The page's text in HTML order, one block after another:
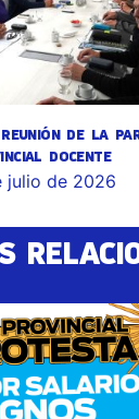
DE LA
DOCENTE
julio de 2026